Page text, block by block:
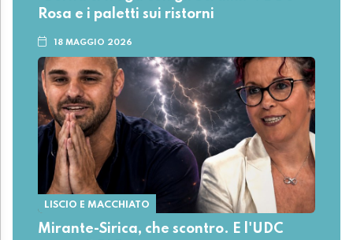
Rosa e i paletti sui ristorni
18 MAGGIO 2026
LISCIO E MACCHIATO
Mirante-Sirica, che scontro. E l'UDC